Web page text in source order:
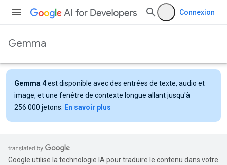
Connexion
Gemma
Gemma 4est disponible avec des entrées de texte, audio et
image, et une fenêtre de contexte longue allant jusqu'à
256 000 jetons.
En savoir plus
Google utilise la technologie IA pour traduire le contenu dans votre